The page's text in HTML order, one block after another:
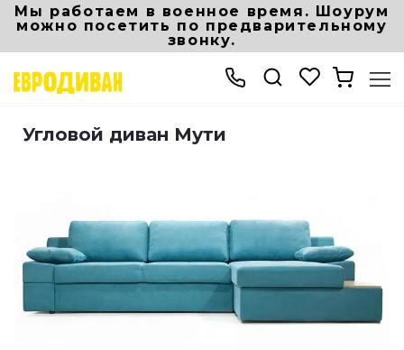
Мы работаем в военное время. Шоурум
можно посетить по предварительному
звонку.
Интернет-магазин мебели
Угловой диван Мути